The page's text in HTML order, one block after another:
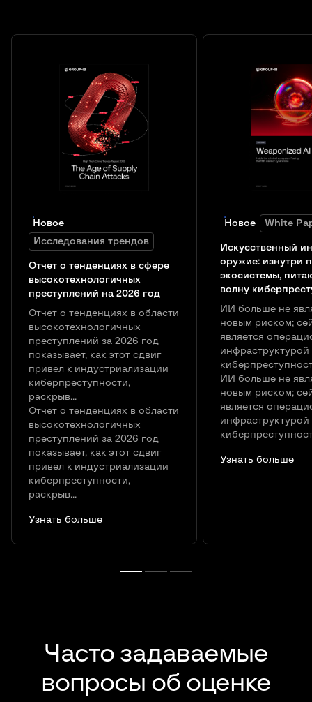
Новое
Исследования трендов
Отчет о тенденциях в сфере
высокотехнологичных
преступлений на 2026 год
Отчет о тенденциях в области
высокотехнологичных
преступлений за 2026 год
показывает, как этот сдвиг
привел к индустриализации
киберпреступности,
раскрыв...
Отчет о тенденциях в области
высокотехнологичных
преступлений за 2026 год
показывает, как этот сдвиг
привел к индустриализации
киберпреступности,
раскрыв...
Узнать больше
Новое White
Искусственный
оружие: изнутри
экосистемы,
волну
ИИ больше не
новым риском;
является
инфраструктурой
ИИ больше не
новым риском;
является
инфраструктурой
Узнать больше
Часто задаваемые
вопросы об оценке